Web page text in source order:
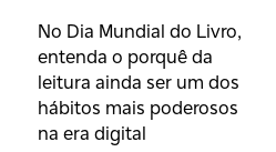
No Dia Mundial do Livro,
entenda o porquê da
leitura ainda ser um dos
hábitos mais poderosos
na era digital